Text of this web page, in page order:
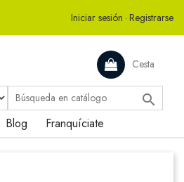
Iniciar sesión · Registrarse
Cesta

Blog Franquíciate